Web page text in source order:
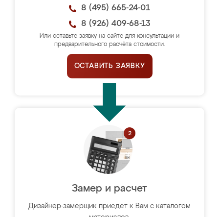
8 (495) 665-24-01
8 (926) 409-68-13
Или оставьте заявку на сайте для консультации и
предварительного расчёта стоимости.
ОСТАВИТЬ ЗАЯВКУ
Замер и расчет
Дизайнер-замерщик приедет к Вам с каталогом